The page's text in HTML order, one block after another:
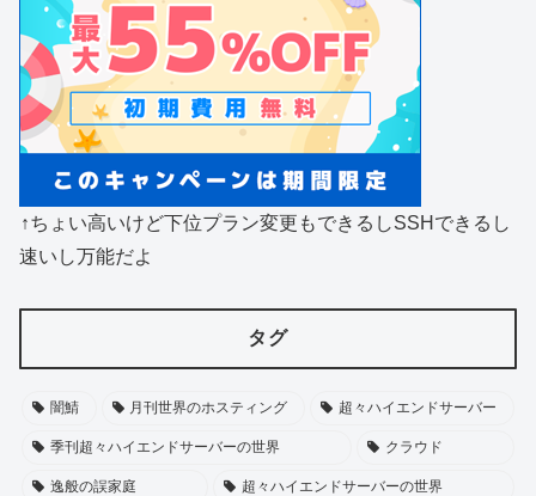
↑ちょい高いけど下位プラン変更もできるしSSHできるし
速いし万能だよ
タグ
闇鯖 月刊世界のホスティング 超々ハイエンドサーバー
季刊超々ハイエンドサーバーの世界 クラウド
逸般の誤家庭 超々ハイエンドサーバーの世界